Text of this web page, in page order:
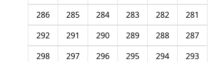
281
282
283
284
285
286
287
288
289
290
291
292
293
294
295
296
297
298